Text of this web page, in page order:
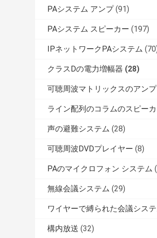
PAシステム アンプ (91)
PAシステム スピーカー (197)
IPネットワークPAシステム
クラスDの電力増幅器 (28)
可聴周波マトリックスのアンプ
ライン配列のコラムのスピー
声の避難システム (28)
可聴周波DVDプレイヤー (8)
PAのマイクロフォン システム
無線会議システム (29)
ワイヤーで縛られた会議シス
構内放送 (32)